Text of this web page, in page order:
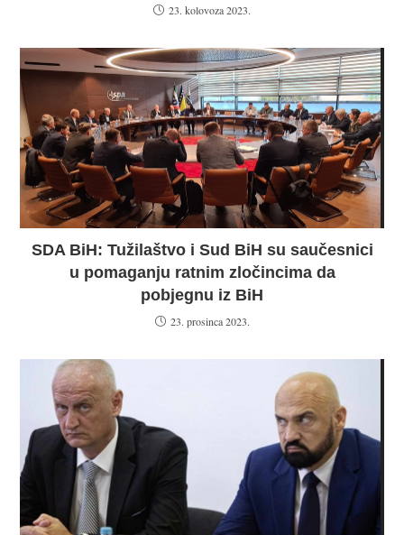
23. kolovoza 2023.
SDA BiH: Tužilaštvo i Sud BiH su saučesnici
u pomaganju ratnim zločincima da
pobjegnu iz BiH
23. prosinca 2023.